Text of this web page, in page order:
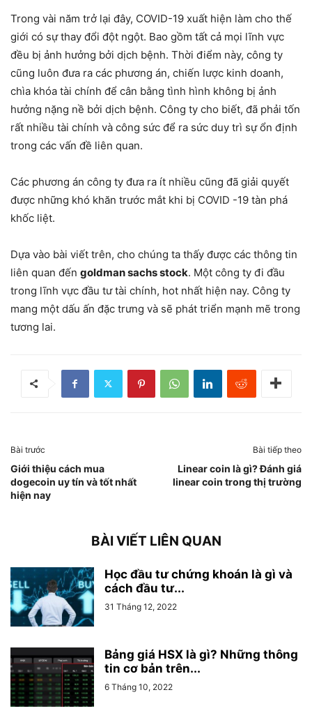
Trong vài năm trở lại đây, COVID-19 xuất hiện làm cho thế
giới có sự thay đổi đột ngột. Bao gồm tất cả mọi lĩnh vực
đều bị ảnh hưởng bởi dịch bệnh. Thời điểm này, công ty
cũng luôn đưa ra các phương án, chiến lược kinh doanh,
chìa khóa tài chính để cân bằng tình hình không bị ảnh
hưởng nặng nề bởi dịch bệnh. Công ty cho biết, đã phải tốn
rất nhiều tài chính và công sức để ra sức duy trì sự ổn định
trong các vấn đề liên quan.
Các phương án công ty đưa ra ít nhiều cũng đã giải quyết
được những khó khăn trước mắt khi bị COVID -19 tàn phá
khốc liệt.
Dựa vào bài viết trên, cho chúng ta thấy được các thông tin
liên quan đến goldman sachs stock. Một công ty đi đầu
trong lĩnh vực đầu tư tài chính, hot nhất hiện nay. Công ty
mang một dấu ấn đặc trưng và sẽ phát triển mạnh mẽ trong
tương lai.
Bài trước
Giới thiệu cách mua
dogecoin uy tín và tốt nhất
hiện nay
Bài tiếp theo
Linear coin là gì? Đánh giá
linear coin trong thị trường
BÀI VIẾT LIÊN QUAN
Học đầu tư chứng khoán là gì và
cách đầu tư...
31 Tháng 12, 2022
Bảng giá HSX là gì? Những thông
tin cơ bản trên...
6 Tháng 10, 2022